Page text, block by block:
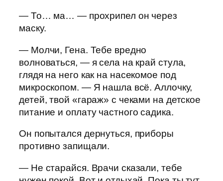
— То… ма… — прохрипел он через
маску.
— Молчи, Гена. Тебе вредно
волноваться, — я села на край стула,
глядя на него как на насекомое под
микроскопом. — Я нашла всё. Аллочку,
детей, твой «гараж» с чеками на детское
питание и оплату частного садика.
Он попытался дернуться, приборы
противно запищали.
— Не старайся. Врачи сказали, тебе